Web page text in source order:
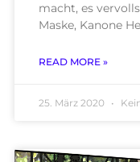
macht, es
Maske, Kanone
READ MORE »
25. März 2020